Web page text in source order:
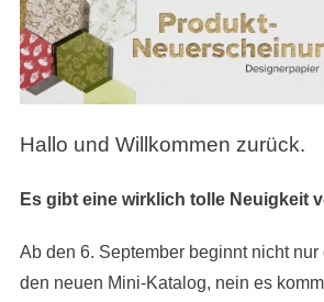
Hallo und Willkommen zurück.
Es gibt eine wirklich tolle Neuigkeit
Ab den 6. September beginnt nicht nur
den neuen Mini-Katalog, nein es